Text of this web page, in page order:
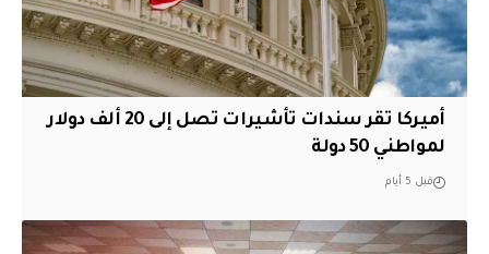
أميركا تقر سندات تأشيرات تصل إلى 20 ألف دولار
لمواطني 50 دولة
قبل 5 أيام